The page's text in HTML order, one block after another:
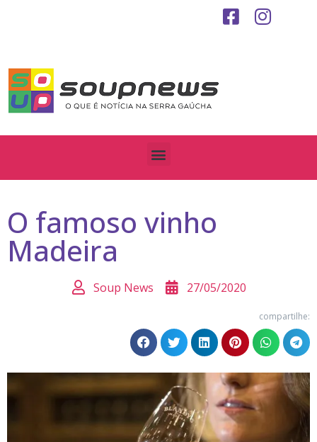
O famoso vinho
Madeira
Soup News 27/05/2020
compartilhe: